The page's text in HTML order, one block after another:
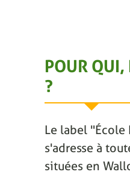
POUR QUI,
?
Le label "École
s'adresse à
situées en